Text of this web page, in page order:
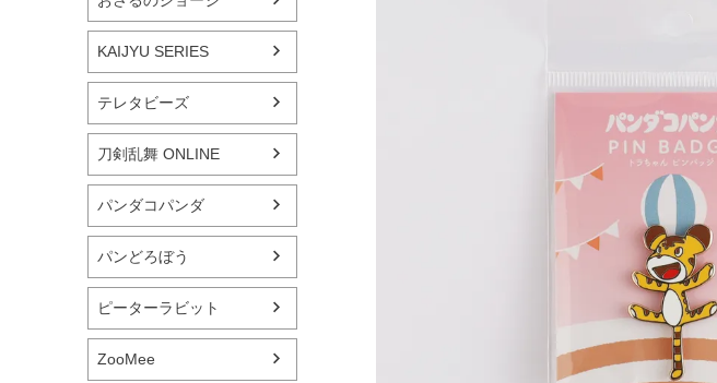
KAIJYU SERIES
テレタビーズ
刀剣乱舞 ONLINE
パンダコパンダ
パンどろぼう
ピーターラビット
ZooMee